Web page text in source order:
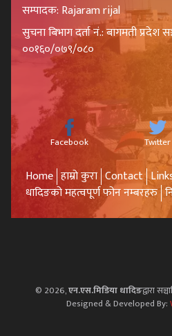
सम्पादक: Rajaram rijal
सुचना बिभाग दर्ता नं.: बागमती प्रदेश
००१६०/०७९/०८०
Facebook Twitter
Home हाम्रो कुरा Contact
धादिङको महत्वपूर्ण फोन नम्बरहरु
© 2026,एन.एस.मिडिया धादिङद्वारा
Designed & Developed By: